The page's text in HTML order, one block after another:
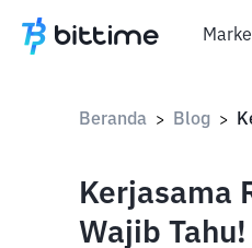
Beranda > Blog >
Kerjasama
Wajib Tahu!